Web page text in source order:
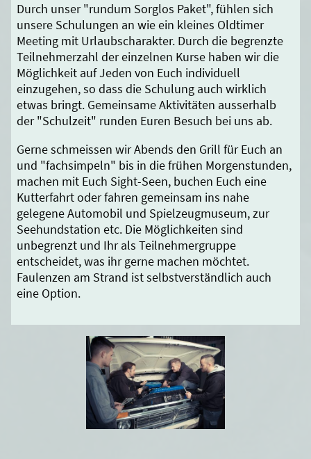
Durch unser "rundum Sorglos Paket", fühlen sich
unsere Schulungen an wie ein kleines Oldtimer
Meeting mit Urlaubscharakter. Durch die begrenzte
Teilnehmerzahl der einzelnen Kurse haben wir die
Möglichkeit auf Jeden von Euch individuell
einzugehen, so dass die Schulung auch wirklich
etwas bringt. Gemeinsame Aktivitäten ausserhalb
der "Schulzeit" runden Euren Besuch bei uns ab.
Gerne schmeissen wir Abends den Grill für Euch an
und "fachsimpeln" bis in die frühen Morgenstunden,
machen mit Euch Sight-Seen, buchen Euch eine
Kutterfahrt oder fahren gemeinsam ins nahe
gelegene Automobil und Spielzeugmuseum, zur
Seehundstation etc. Die Möglichkeiten sind
unbegrenzt und Ihr als Teilnehmergruppe
entscheidet, was ihr gerne machen möchtet.
Faulenzen am Strand ist selbstverständlich auch
eine Option.